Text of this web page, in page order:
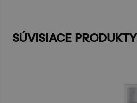
SÚVISIACE PRODUKTY